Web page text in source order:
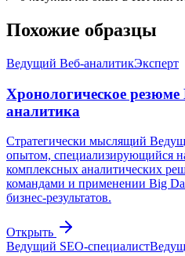
Похожие образцы
Ведущий Веб-аналитикЭксперт
Хронологическое
аналитика
Стратегически мыслящий
опытом, специализирующийся
комплексных аналитических
командами и применении Big
бизнес-результатов.
Открыть
Ведущий SEO-специалист